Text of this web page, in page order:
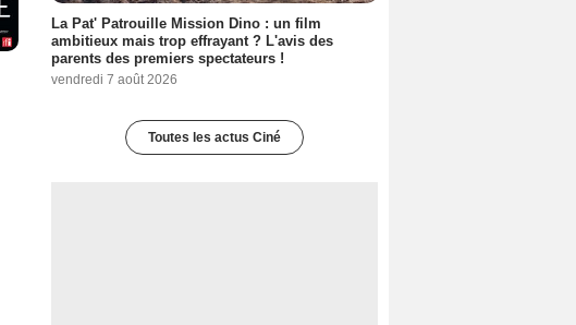
La Pat' Patrouille Mission Dino : un film
ambitieux mais trop effrayant ? L'avis des
parents des premiers spectateurs !
vendredi 7 août 2026
Toutes les actus Ciné